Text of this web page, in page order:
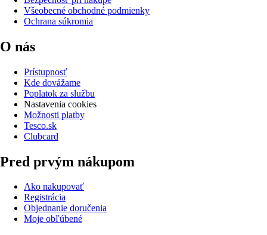
Všeobecné obchodné podmienky
Ochrana súkromia
O nás
Prístupnosť
Kde dovážame
Poplatok za službu
Nastavenia cookies
Možnosti platby
Tesco.sk
Clubcard
Pred prvým nákupom
Ako nakupovať
Registrácia
Objednanie doručenia
Moje obľúbené